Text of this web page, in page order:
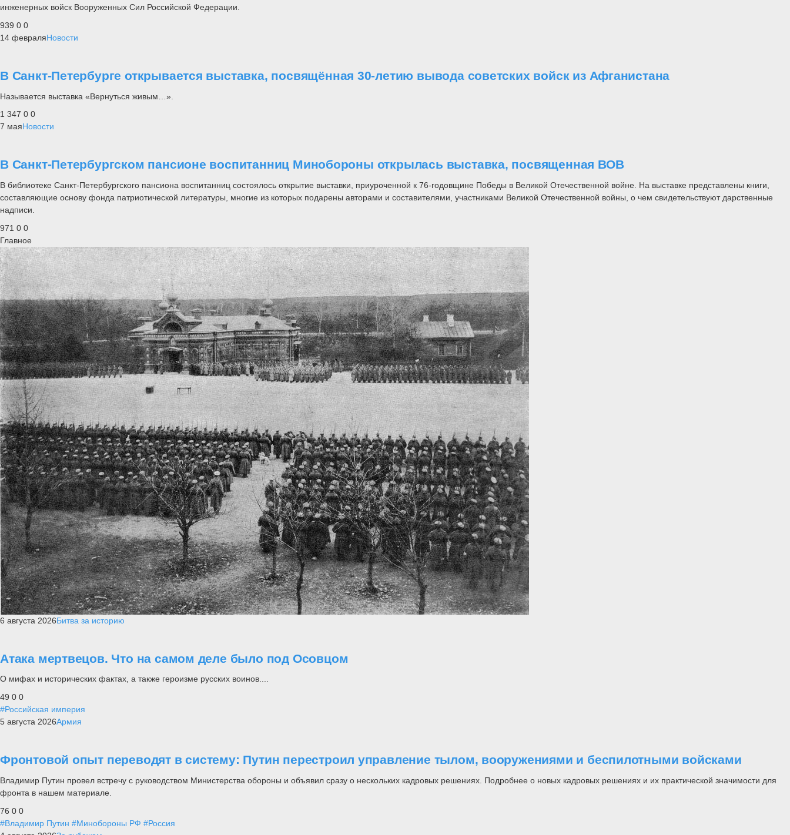
инженерных войск Вооруженных Сил Российской Федерации.
939 0 0
14 февраляНовости
В Санкт-Петербурге открывается выставка, посвящённая 30-летию вывода советских войск из Афганистана
Называется выставка «Вернуться живым…».
1 347 0 0
7 маяНовости
В Санкт-Петербургском пансионе воспитанниц Минобороны открылась выставка, посвященная ВОВ
В библиотеке Санкт-Петербургского пансиона воспитанниц состоялось открытие выставки, приуроченной к 76-годовщине Победы в Великой Отечественной войне. На выставке представлены книги,
составляющие основу фонда патриотической литературы, многие из которых подарены авторами и составителями, участниками Великой Отечественной войны, о чем свидетельствуют дарственные
надписи.
971 0 0
Главное
6 августа 2026Битва за историю
Атака мертвецов. Что на самом деле было под Осовцом
О мифах и исторических фактах, а также героизме русских воинов....
49 0 0
#Российская империя
5 августа 2026Армия
Фронтовой опыт переводят в систему: Путин перестроил управление тылом, вооружениями и беспилотными войсками
Владимир Путин провел встречу с руководством Министерства обороны и объявил сразу о нескольких кадровых решениях. Подробнее о новых кадровых решениях и их практической значимости для
фронта в нашем материале.
76 0 0
#Владимир Путин #Минобороны РФ #Россия